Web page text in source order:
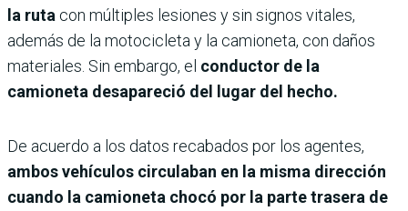
la ruta con múltiples lesiones y sin signos vitales,
además de la motocicleta y la camioneta, con daños
materiales. Sin embargo, el conductor de la
camioneta desapareció del lugar del hecho.
De acuerdo a los datos recabados por los agentes,
ambos vehículos circulaban en la misma dirección
cuando la camioneta chocó por la parte trasera de